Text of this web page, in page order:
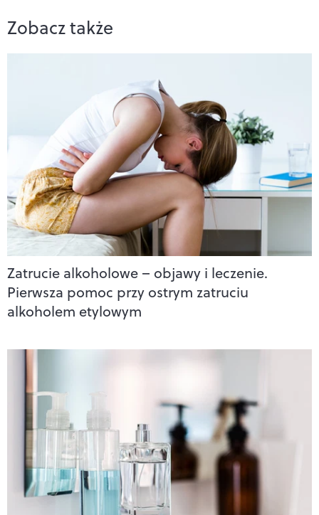
Zobacz także
Zatrucie alkoholowe – objawy i leczenie.
Pierwsza pomoc przy ostrym zatruciu
alkoholem etylowym